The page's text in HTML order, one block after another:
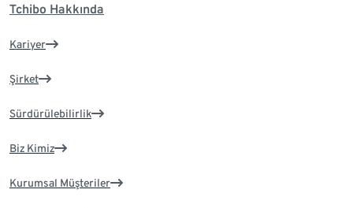
Tchibo Hakkında
Kariyer
Şirket
Sürdürülebilirlik
Biz Kimiz
Kurumsal Müşteriler